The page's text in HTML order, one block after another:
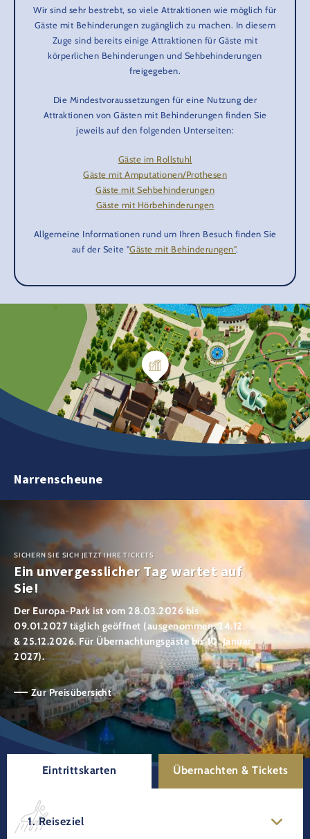
Wir sind sehr bestrebt, so viele Attraktionen wie möglich für
Gäste mit Behinderungen zugänglich zu machen. In diesem
Zuge sind bereits einige Attraktionen für Gäste mit
körperlichen Behinderungen und Sehbehinderungen
freigegeben.
Die Mindestvoraussetzungen für eine Nutzung der
Attraktionen von Gästen mit Behinderungen finden Sie
jeweils auf den folgenden Unterseiten:
Gäste im Rollstuhl
Gäste mit Amputationen/Prothesen
Gäste mit Sehbehinderungen
Gäste mit Hörbehinderungen
Allgemeine Informationen rund um Ihren Besuch finden Sie
auf der Seite "Gäste mit Behinderungen".
Narrenscheune
SICHERN SIE SICH JETZT IHRE TICKETS
Ein unvergesslicher Tag wartet auf
Sie!
Der Europa-Park ist vom 28.03.2026 bis
09.01.2027 täglich geöffnet (ausgenommen: 24.12.
& 25.12.2026. Für Übernachtungsgäste bis 10. Januar
2027).
Zur Preisübersicht
Eintrittskarten Übernachten & Tickets
1. Reiseziel